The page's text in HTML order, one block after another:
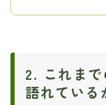
2. これま
語れている